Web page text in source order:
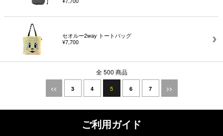
セオルー2way トートバッグ
¥7,700
全 500 商品
<< 3 4 5 6 7 >>
ご利用ガイド